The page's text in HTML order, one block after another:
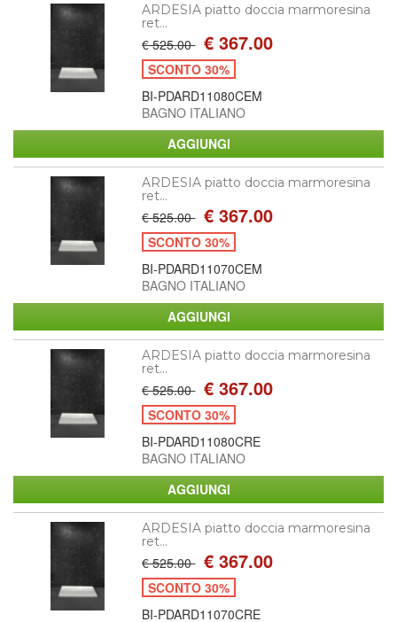
ARDESIA piatto doccia marmoresina
ret...
€ 525.00 € 367.00
SCONTO 30%
BI-PDARD11080CEM
BAGNO ITALIANO
ARDESIA piatto doccia marmoresina
ret...
€ 525.00 € 367.00
SCONTO 30%
BI-PDARD11070CEM
BAGNO ITALIANO
ARDESIA piatto doccia marmoresina
ret...
€ 525.00 € 367.00
SCONTO 30%
BI-PDARD11080CRE
BAGNO ITALIANO
ARDESIA piatto doccia marmoresina
ret...
€ 525.00 € 367.00
SCONTO 30%
BI-PDARD11070CRE